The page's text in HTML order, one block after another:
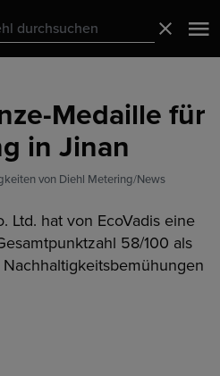
Medaille für
in Jinan
von Diehl Metering News
Ltd. hat von EcoVadis eine
58/100 als